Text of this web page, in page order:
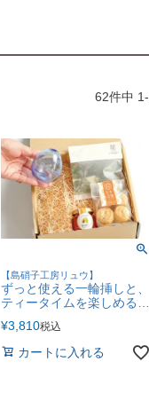
62件中 1-
【島硝子工房リュウ】
ずっと使える一輪挿しと、
ティータイムを楽しめるセ
¥3,810税込
カートに入れる